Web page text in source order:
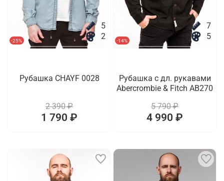
-25%
5
2
Рубашка CHAYF 0028
2 390 ₽
1 790 ₽
-14%
7
5
Рубашка с дл. рукавами
Abercrombie & Fitch AB270
5 790 ₽
4 990 ₽